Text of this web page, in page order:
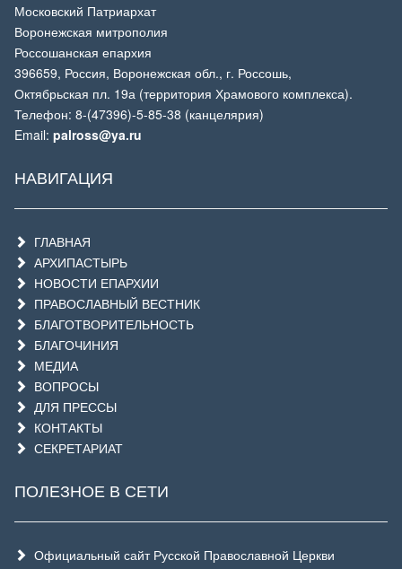
Московский Патриархат
Воронежская митрополия
Россошанская епархия
396659, Россия, Воронежская обл., г. Россошь,
Октябрьская пл. 19а (территория Храмового комплекса).
Телефон: 8-(47396)-5-85-38 (канцелярия)
Email: palross@ya.ru
НАВИГАЦИЯ
ГЛАВНАЯ
АРХИПАСТЫРЬ
НОВОСТИ ЕПАРХИИ
ПРАВОСЛАВНЫЙ ВЕСТНИК
БЛАГОТВОРИТЕЛЬНОСТЬ
БЛАГОЧИНИЯ
МЕДИА
ВОПРОСЫ
ДЛЯ ПРЕССЫ
КОНТАКТЫ
СЕКРЕТАРИАТ
ПОЛЕЗНОЕ В СЕТИ
Официальный сайт Русской Православной Церкви